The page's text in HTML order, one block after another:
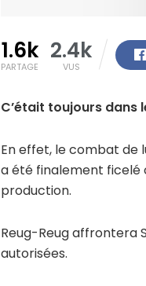
1.6k
PARTAGE
2.4k
VUS
C’était toujours dans
En effet, le combat de
a été finalement ficelé
production.
Reug-Reug affrontera
autorisées.